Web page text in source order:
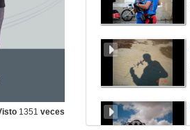
1351 veces